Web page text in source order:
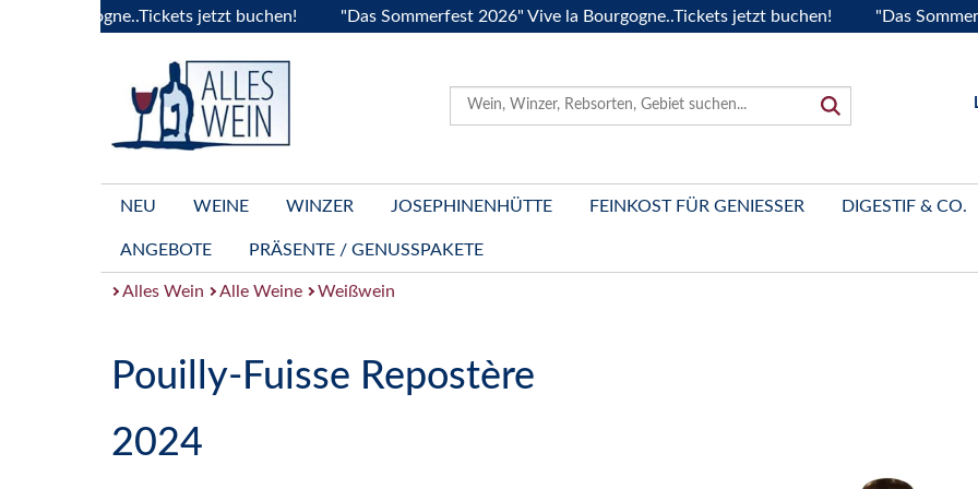
jetzt buchen! "Das Sommerfest 2026" Vive la Bourgogne..Tickets jetzt buchen! "Das Sommerfest
NEU WEINE WINZER JOSEPHINENHÜTTE FEINKOST FÜR GENIESSER DIGESTIF & CO.
ANGEBOTE PRÄSENTE / GENUSSPAKETE
Alles Wein Alle Weine Weißwein
Pouilly-Fuisse Repostère
2024